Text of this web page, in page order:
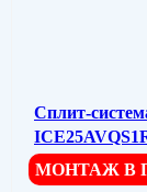
Сплит-
МОНТАЖ В